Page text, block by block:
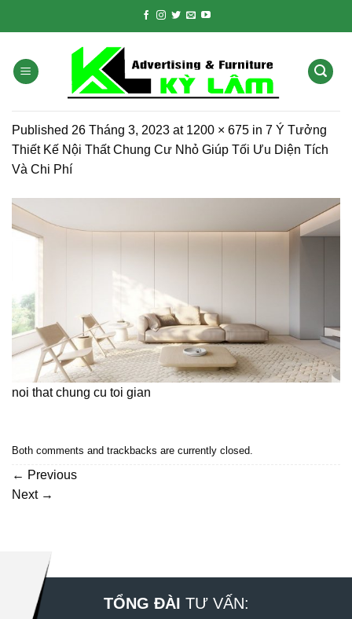
Published 26 Tháng 3, 2023 at 1200 × 675 in 7 Ý Tưởng
Thiết Kế Nội Thất Chung Cư Nhỏ Giúp Tối Ưu Diện Tích
Và Chi Phí
noi that chung cu toi gian
Both comments and trackbacks are currently closed.
← Previous
Next →
TỔNG ĐÀI TƯ VẤN: